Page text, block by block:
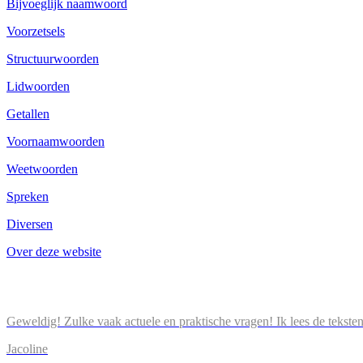
Bijvoeglijk naamwoord
Voorzetsels
Structuurwoorden
Lidwoorden
Getallen
Voornaamwoorden
Weetwoorden
Spreken
Diversen
Over deze website
Geweldig! Zulke vaak actuele en praktische vragen! Ik lees de
Jacoline